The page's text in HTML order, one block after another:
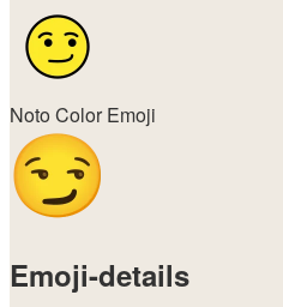
Noto Color Emoji
Emoji-details